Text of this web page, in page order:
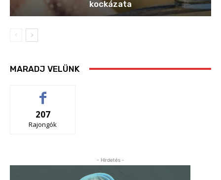
kockázata
MARADJ VELÜNK
207
Rajongók
- Hirdetés -